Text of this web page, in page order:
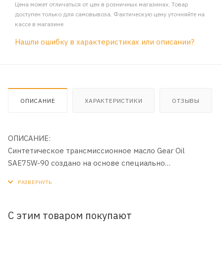
Цена может отличаться от цен в розничных магазинах. Товар
доступен только для самовывоза. Фактическую цену уточняйте на
кассе в магазине
Нашли ошибку в характеристиках или описании?
ОПИСАНИЕ ХАРАКТЕРИСТИКИ ОТЗЫВЫ
ОПИСАНИЕ:
Синтетическое трансмиссионное масло Gear Oil
SAE75W-90 создано на основе специально
С этим товаром покупают